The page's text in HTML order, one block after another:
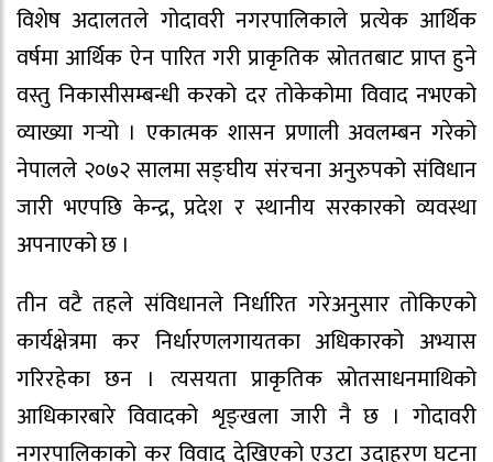
विशेष अदालतले गोदावरी नगरपालिकाले प्रत्येक आर्थिक
वर्षमा आर्थिक ऐन पारित गरी प्राकृतिक स्रोततबाट प्राप्त हुने
वस्तु निकासीसम्बन्धी करको दर तोकेकोमा विवाद नभएको
व्याख्या गर्‍यो । एकात्मक शासन प्रणाली अवलम्बन गरेको
नेपालले २०७२ सालमा सङ्घीय संरचना अनुरुपको संविधान
जारी भएपछि केन्द्र, प्रदेश र स्थानीय सरकारको व्यवस्था
अपनाएको छ ।
तीन वटै तहले संविधानले निर्धारित गरेअनुसार तोकिएको
कार्यक्षेत्रमा कर निर्धारणलगायतका अधिकारको अभ्यास
गरिरहेका छन । त्यसयता प्राकृतिक स्रोतसाधनमाथिको
आधिकारबारे विवादको शृङ्खला जारी नै छ । गोदावरी